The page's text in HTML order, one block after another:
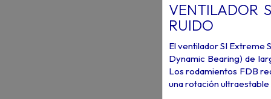
VENTILADOR
RUIDO
El ventilador SI Extreme
Dynamic Bearing) de
Los rodamientos FDB
una rotación